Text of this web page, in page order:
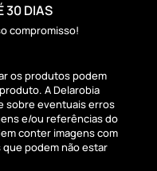
30 DIAS
compromisso!
os produtos podem
A Delarobia
sobre eventuais erros
e/ou referências do
conter imagens com
podem não estar